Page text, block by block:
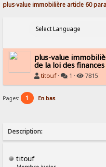
plus-value immobilière article 60
plus-value
de la loi des
titouf· 1 · 7815
Pages: 1 En bas
Description:
titouf